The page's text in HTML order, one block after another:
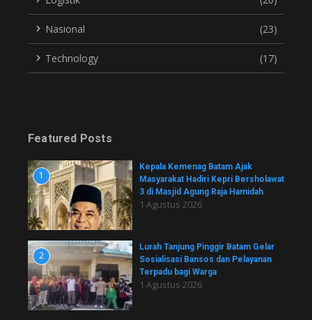
Nasional (23)
Technology (17)
Featured Posts
1
Kepala Kemenag Batam Ajak
Masyarakat Hadiri Kepri Bersholawat
3 di Masjid Agung Raja Hamidah
1 Agustus 2026
2
Lurah Tanjung Pinggir Batam Gelar
Sosialisasi Bansos dan Pelayanan
Terpadu bagi Warga
1 Agustus 2026